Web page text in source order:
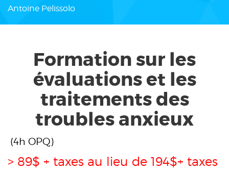
Antoine Pelissolo
Formation sur les
évaluations et les
traitements des
troubles anxieux
(4h OPQ)
> 89$ + taxes au lieu de 194$+ taxes